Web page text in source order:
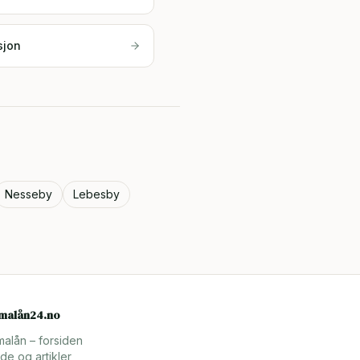
Nesseby
Lebesby
– forsiden
og artikler